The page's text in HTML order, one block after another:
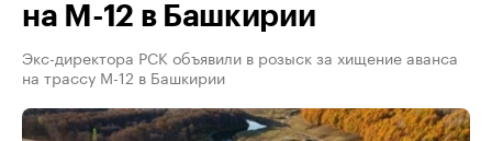
на М-12 в Башкирии
Экс-директора РСК объявили в розыск за хищение аванса
на трассу М-12 в Башкирии